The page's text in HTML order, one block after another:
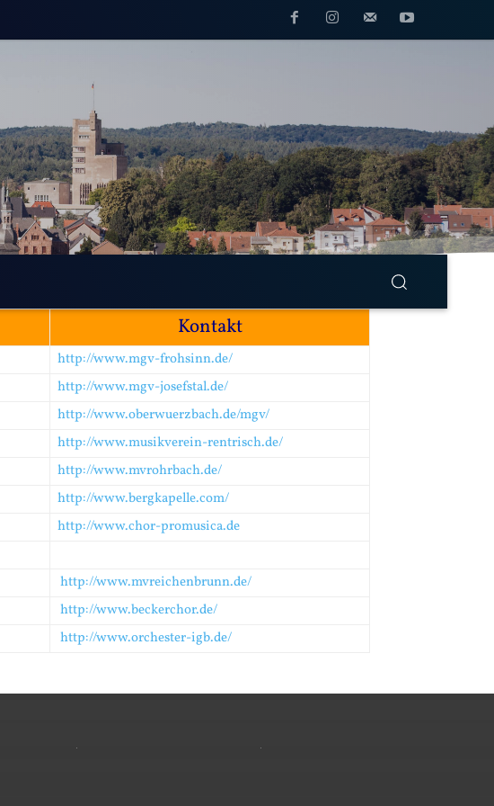
Kontakt
http://www.mgv-frohsinn.de/
http://www.mgv-josefstal.de/
http://www.oberwuerzbach.de/mgv/
http://www.musikverein-rentrisch.de/
http://www.mvrohrbach.de/
http://www.bergkapelle.com/
http://www.chor-promusica.de
http://www.mvreichenbrunn.de/
http://www.beckerchor.de/
http://www.orchester-igb.de/